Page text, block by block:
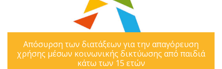
Απόσυρση των διατάξεων για την απαγόρευση
χρήσης μέσων κοινωνικής δικτύωσης από παιδιά
κάτω των 15 ετών